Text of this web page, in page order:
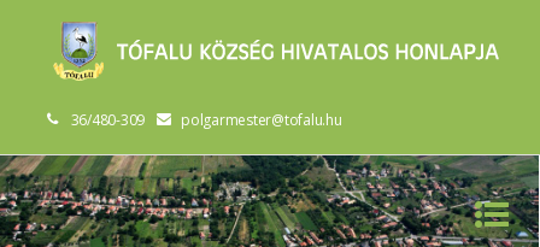
36/480-309 polgarmester@tofalu.hu